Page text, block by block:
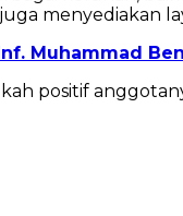
Muhammad
positif